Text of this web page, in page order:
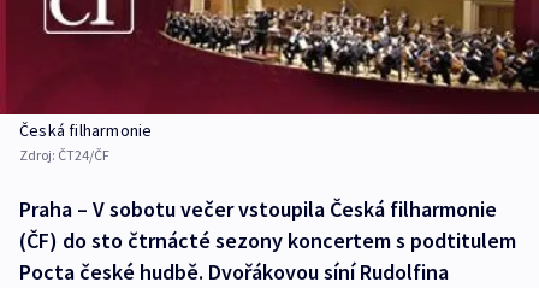
Česká filharmonie
Zdroj: ČT24/ČF
Praha – V sobotu večer vstoupila Česká filharmonie
(ČF) do sto čtrnácté sezony koncertem s podtitulem
Pocta české hudbě. Dvořákovou síní Rudolfina